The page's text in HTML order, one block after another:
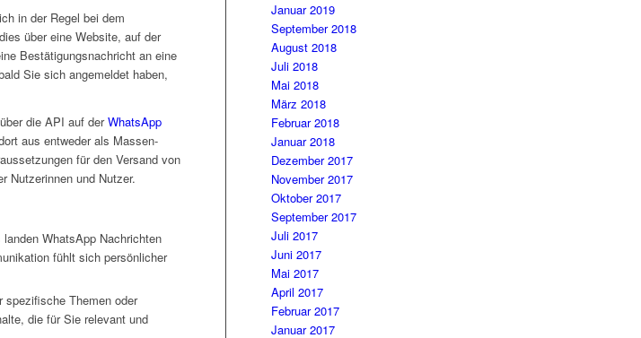
in der Regel bei dem
über eine Website, auf der
Bestätigungsnachricht an eine
Sie sich angemeldet haben,
die API auf derWhatsApp
aus entweder als Massen-
für den Versand von
Nutzerinnen und Nutzer.
WhatsApp Nachrichten
fühlt sich persönlicher
spezifische Themen oder
die für Sie relevant und
Januar 2019
September 2018
August 2018
Juli 2018
Mai 2018
März 2018
Februar 2018
Januar 2018
Dezember 2017
November 2017
Oktober 2017
September 2017
Juli 2017
Juni 2017
Mai 2017
April 2017
Februar 2017
Januar 2017